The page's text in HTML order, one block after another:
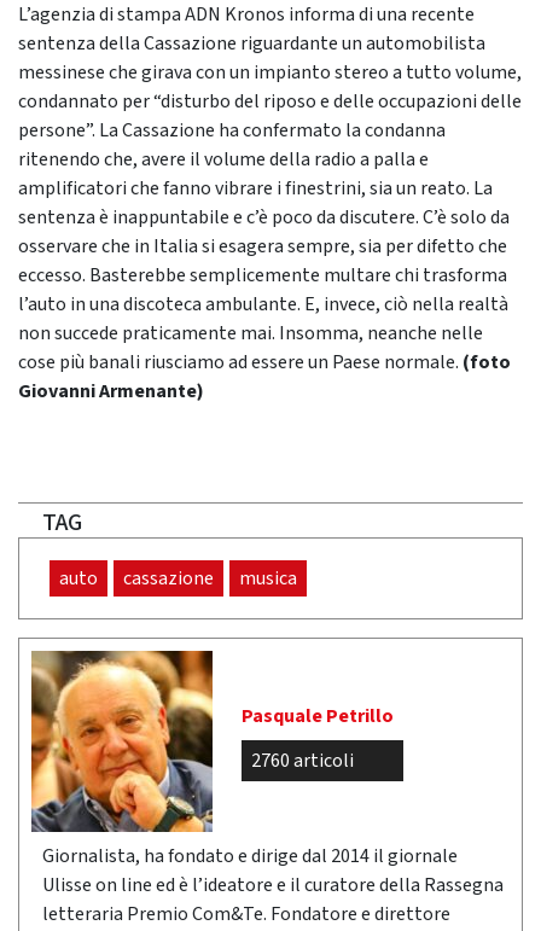
L’agenzia di stampa ADN Kronos informa di una recente
sentenza della Cassazione riguardante un automobilista
messinese che girava con un impianto stereo a tutto volume,
condannato per “disturbo del riposo e delle occupazioni delle
persone”. La Cassazione ha confermato la condanna
ritenendo che, avere il volume della radio a palla e
amplificatori che fanno vibrare i finestrini, sia un reato. La
sentenza è inappuntabile e c’è poco da discutere. C’è solo da
osservare che in Italia si esagera sempre, sia per difetto che
eccesso. Basterebbe semplicemente multare chi trasforma
l’auto in una discoteca ambulante. E, invece, ciò nella realtà
non succede praticamente mai. Insomma, neanche nelle
cose più banali riusciamo ad essere un Paese normale. (foto
Giovanni Armenante)
TAG
auto cassazione musica
Pasquale Petrillo
2760 articoli
Giornalista, ha fondato e dirige dal 2014 il giornale
Ulisse on line ed è l’ideatore e il curatore della Rassegna
letteraria Premio Com&Te. Fondatore e direttore